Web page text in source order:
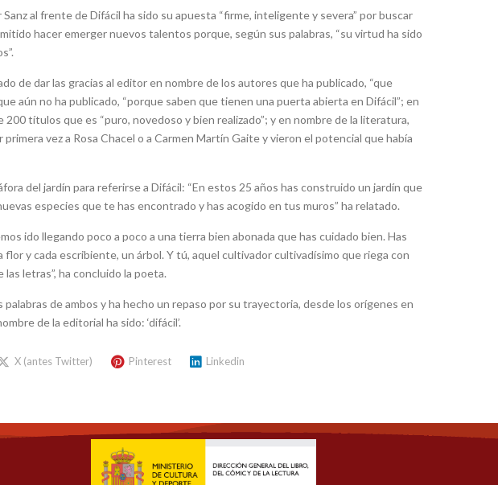
al frente de Difácil ha sido su apuesta “firme, inteligente y severa” por buscar
hacer emerger nuevos talentos porque, según sus palabras, “su virtud ha sido
de dar las gracias al editor en nombre de los autores que ha publicado, “que
aún no ha publicado, “porque saben que tienen una puerta abierta en Difácil”; en
títulos que es “puro, novedoso y bien realizado”; y en nombre de la literatura,
vez a Rosa Chacel o a Carmen Martín Gaite y vieron el potencial que había
del jardín para referirse a Difácil: “En estos 25 años has construido un jardín que
especies que te has encontrado y has acogido en tus muros” ha relatado.
ido llegando poco a poco a una tierra bien abonada que has cuidado bien. Has
flor y cada escribiente, un árbol. Y tú, aquel cultivador cultivadísimo que riega con
letras”, ha concluido la poeta.
palabras de ambos y ha hecho un repaso por su trayectoria, desde los orígenes en
de la editorial ha sido: ‘difácil’.
X (antes Twitter) Pinterest Linkedin